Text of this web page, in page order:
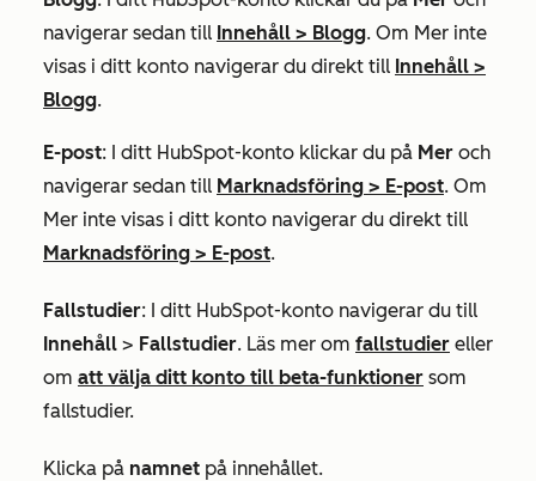
navigerar sedan till Innehåll > Blogg. Om Mer inte
visas i ditt konto navigerar du direkt till Innehåll >
Blogg.
E-post: I ditt HubSpot-konto klickar du på Mer och
navigerar sedan till Marknadsföring > E-post. Om
Mer inte visas i ditt konto navigerar du direkt till
Marknadsföring > E-post.
Fallstudier: I ditt HubSpot-konto navigerar du till
Innehåll > Fallstudier. Läs mer om fallstudier eller
om att välja ditt konto till beta-funktioner som
fallstudier.
Klicka på namnet på innehållet.